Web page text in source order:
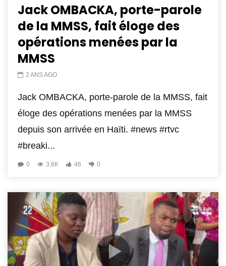
Jack OMBACKA, porte-parole
de la MMSS, fait éloge des
opérations menées par la
MMSS
2 ANS AGO
Jack OMBACKA, porte-parole de la MMSS, fait
éloge des opérations menées par la MMSS
depuis son arrivée en Haïti. #news #rtvc
#breaki...
0 3.6K 46 0